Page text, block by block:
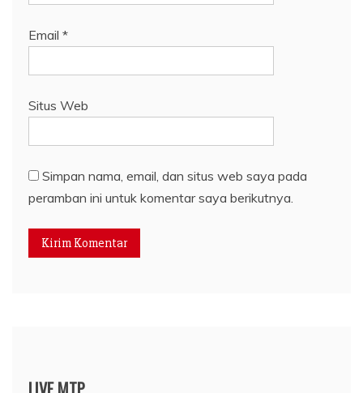
Email *
Situs Web
Simpan nama, email, dan situs web saya pada
peramban ini untuk komentar saya berikutnya.